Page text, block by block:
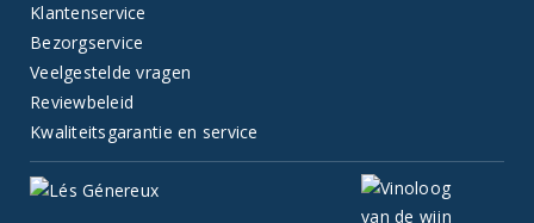
Klantenservice
Bezorgservice
Veelgestelde vragen
Reviewbeleid
Kwaliteitsgarantie en service